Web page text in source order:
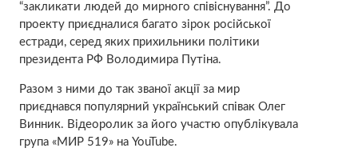
“закликати людей до мирного співіснування”. До
проекту приєдналися багато зірок російської
естради, серед яких прихильники політики
президента РФ Володимира Путіна.
Разом з ними до так званої акції за мир
приєднався популярний український співак Олег
Винник. Відеоролик за його участю опублікувала
група «МИР 519» на YouTube.